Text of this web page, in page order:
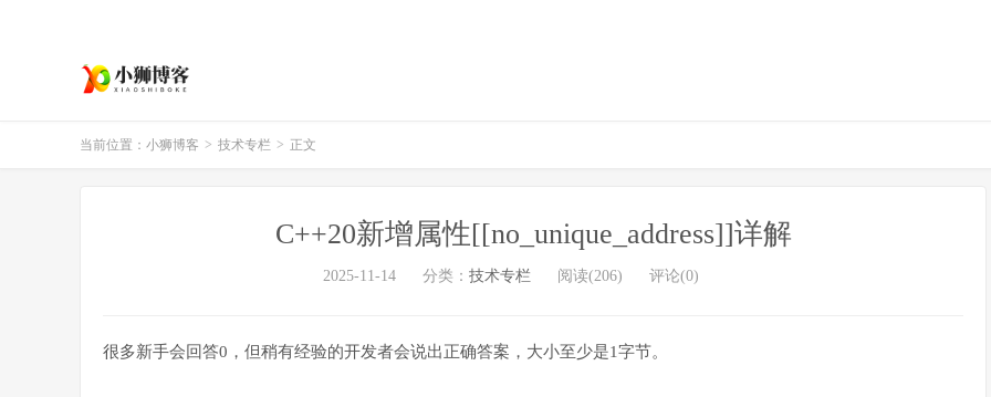
当前位置： 小狮博客 > 技术专栏 > 正文
C++20新增属性[[no_unique_address]]详解
2025-11-14 分类： 技术专栏 阅读(206) 评论(0)
很多新手会回答0，但稍有经验的开发者会说出正确答案，大小至少是1字节。